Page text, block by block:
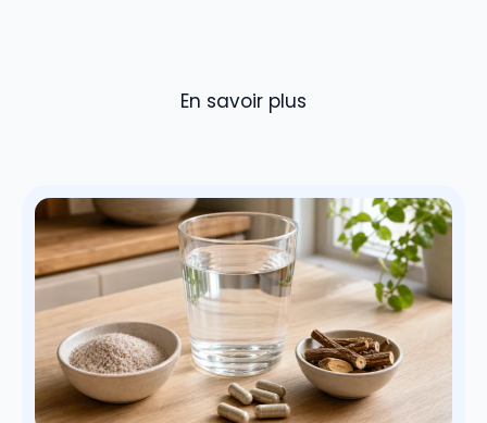
En savoir plus